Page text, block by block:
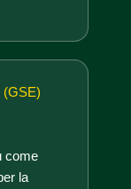
(GSE)
come
la